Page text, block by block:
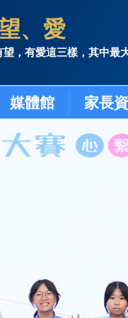
、愛
，有愛這三樣，其中最
媒體館 家長